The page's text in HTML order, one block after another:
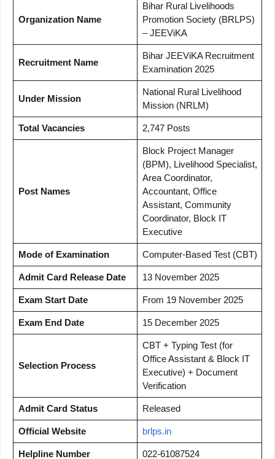
Organization Name
Bihar Rural Livelihoods
Promotion Society (BRLPS)
– JEEViKA
Recruitment Name
Bihar JEEViKA Recruitment
Examination 2025
Under Mission
National Rural Livelihood
Mission (NRLM)
Total Vacancies 2,747 Posts
Post Names
Block Project Manager
(BPM), Livelihood Specialist,
Area Coordinator,
Accountant, Office
Assistant, Community
Coordinator, Block IT
Executive
Mode of Examination Computer-Based Test (CBT)
Admit Card Release Date 13 November 2025
Exam Start Date From 19 November 2025
Exam End Date 15 December 2025
Selection Process
CBT + Typing Test (for
Office Assistant & Block IT
Executive) + Document
Verification
Admit Card Status Released
Official Website brlps.in
Helpline Number 022-61087524